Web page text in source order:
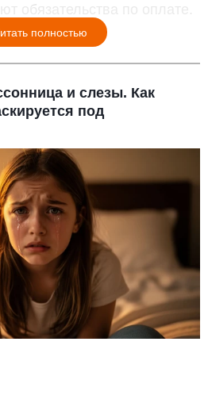
обязательства по оплате.
полностью
и слезы. Как
под